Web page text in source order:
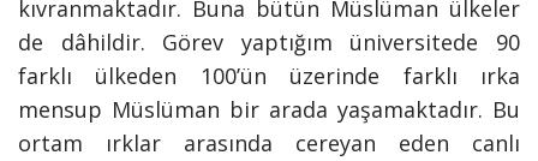
kıvranmaktadır. Buna bütün Müslüman ülkeler
de dâhildir. Görev yaptığım üniversitede 90
farklı ülkeden 100’ün üzerinde farklı ırka
mensup Müslüman bir arada yaşamaktadır. Bu
ortam ırklar arasında cereyan eden canlı